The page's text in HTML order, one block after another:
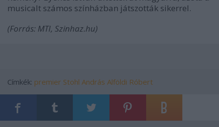
musicalt számos színházban játszották sikerrel.
(Forrás: MTI, Szinhaz.hu)
Címkék: premier Stohl András Alföldi Róbert